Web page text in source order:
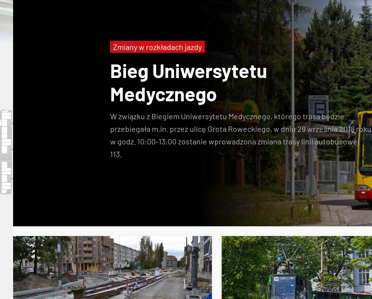
Bieg Uniwersytetu
Medycznego
W związku z Biegiem Uniwersytetu Medycznego, którego trasa będzie
przebiegała m.in. przez ulicę Grota Roweckiego, w dniu 29 września 2018 roku
w godz. 10:00-13:00 zostanie wprowadzona zmiana trasy linii autobusowej
113
Zmiany w rozkładach jazdy
zmiany tras Bieg Uniwersytetu Medycznego linia 133